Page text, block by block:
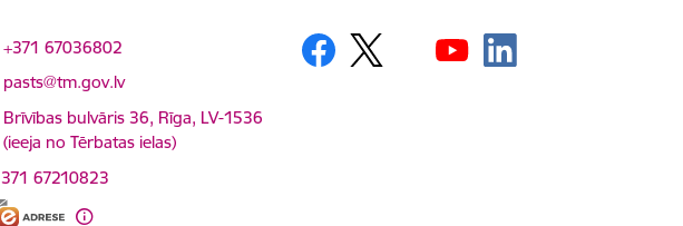
+371 67036802
E-pasts:
pasts@tm.gov.lv
Brīvības bulvāris 36, Rīga, LV-1536
(ieeja no Tērbatas ielas)
371 67210823